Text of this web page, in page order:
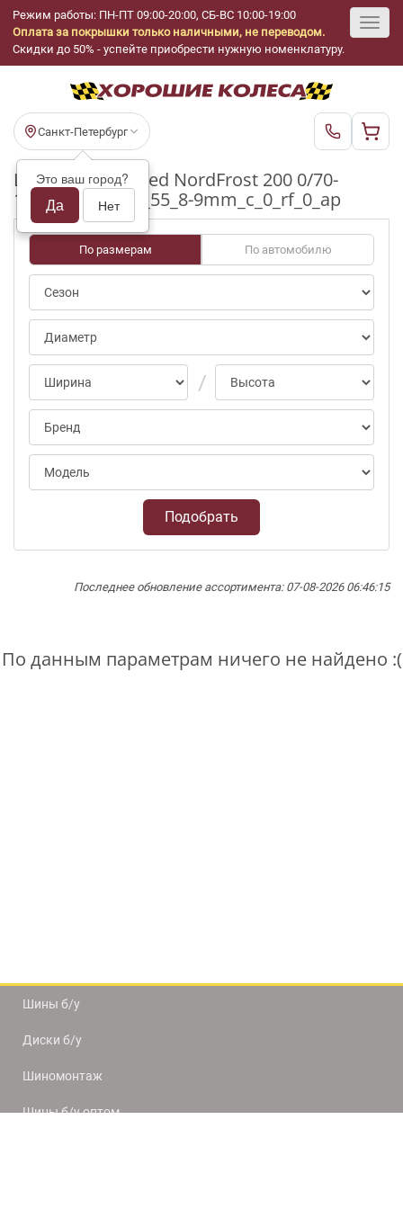
Режим работы: ПН-ПТ 09:00-20:00, СБ-ВС 10:00-19:00
Оплата за покрышки только наличными, не переводом.
Скидки до 50% - успейте приобрести нужную номенклатуру.
Санкт-Петербург
Это ваш город?
Да Нет
Шины бу Gislaved NordFrost 200 0/70-
100pct R15_195_55_8-9mm_c_0_rf_0_ap
По размерам По автомобилю
Подобрать
Последнее обновление ассортимента: 07-08-2026 06:46:15
По данным параметрам ничего не найдено :(
Шины б/у
Диски б/у
Шиномонтаж
Шины б/у оптом